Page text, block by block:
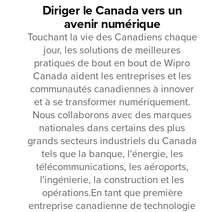
Diriger le Canada vers un
avenir numérique
Touchant la vie des Canadiens chaque
jour, les solutions de meilleures
pratiques de bout en bout de Wipro
Canada aident les entreprises et les
communautés canadiennes à innover
et à se transformer numériquement.
Nous collaborons avec des marques
nationales dans certains des plus
grands secteurs industriels du Canada
tels que la banque, l'énergie, les
télécommunications, les aéroports,
l'ingénierie, la construction et les
opérations.En tant que première
entreprise canadienne de technologie